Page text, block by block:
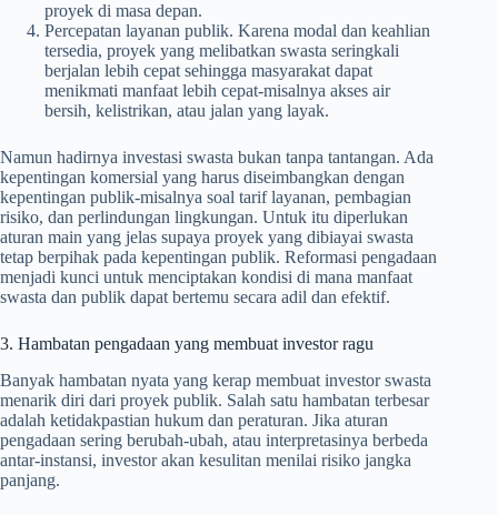
proyek di masa depan.
Percepatan layanan publik. Karena modal dan keahlian
tersedia, proyek yang melibatkan swasta seringkali
berjalan lebih cepat sehingga masyarakat dapat
menikmati manfaat lebih cepat-misalnya akses air
bersih, kelistrikan, atau jalan yang layak.
Namun hadirnya investasi swasta bukan tanpa tantangan. Ada
kepentingan komersial yang harus diseimbangkan dengan
kepentingan publik-misalnya soal tarif layanan, pembagian
risiko, dan perlindungan lingkungan. Untuk itu diperlukan
aturan main yang jelas supaya proyek yang dibiayai swasta
tetap berpihak pada kepentingan publik. Reformasi pengadaan
menjadi kunci untuk menciptakan kondisi di mana manfaat
swasta dan publik dapat bertemu secara adil dan efektif.
3. Hambatan pengadaan yang membuat investor ragu
Banyak hambatan nyata yang kerap membuat investor swasta
menarik diri dari proyek publik. Salah satu hambatan terbesar
adalah ketidakpastian hukum dan peraturan. Jika aturan
pengadaan sering berubah-ubah, atau interpretasinya berbeda
antar-instansi, investor akan kesulitan menilai risiko jangka
panjang.